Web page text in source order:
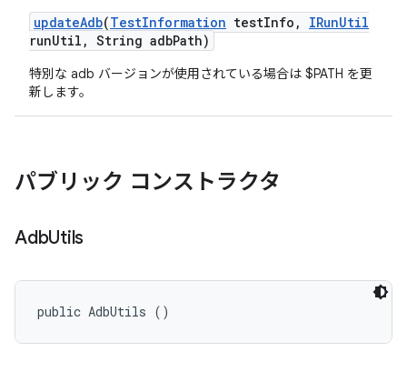
updateAdb(TestInformation testInfo , IRunUtil
runUtil , String adbPath)
特別な adb バージョンが使用されている場合は $PATH を更
新します。
パブリック コンストラクタ
AdbUtils
public AdbUtils ()